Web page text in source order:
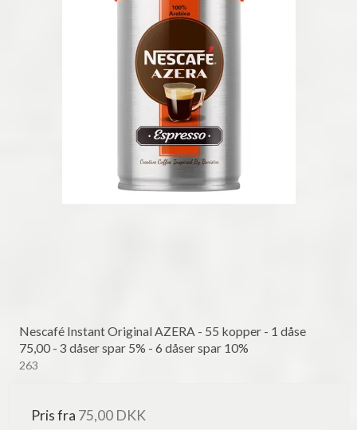
Nescafé Instant Original AZERA - 55 kopper - 1 dåse
75,00 - 3 dåser spar 5% - 6 dåser spar 10%
263
Pris fra 75,00 DKK